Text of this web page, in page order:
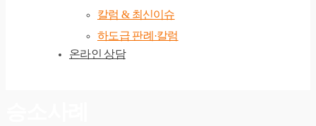
칼럼 & 최신이슈
하도급 판례·칼럼
온라인 상담